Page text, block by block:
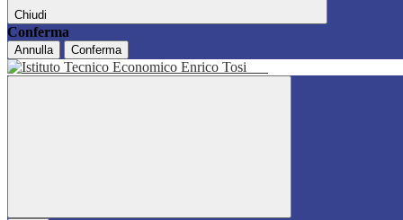
Chiudi
Conferma
Annulla Conferma